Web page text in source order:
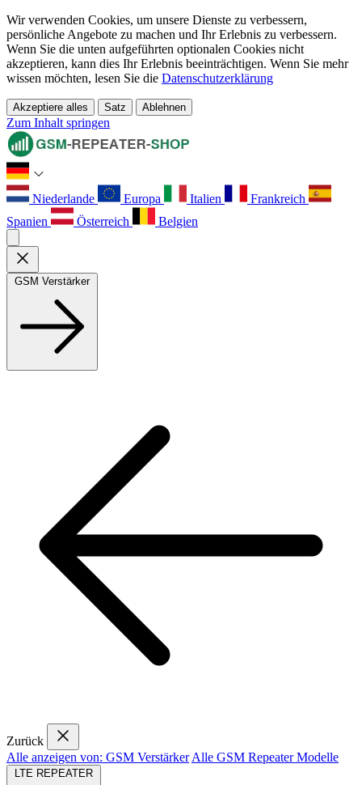
Wir verwenden Cookies, um unsere Dienste zu verbessern,
persönliche Angebote zu machen und Ihr Erlebnis zu verbessern.
Wenn Sie die unten aufgeführten optionalen Cookies nicht
akzeptieren, kann dies Ihr Erlebnis beeinträchtigen. Wenn Sie mehr
wissen möchten, lesen Sie die Datenschutzerklärung
Akzeptiere alles Satz Ablehnen
Zum Inhalt springen
Niederlande Europa Italien
Frankreich
Spanien
Österreich Belgien
GSM Verstärker
Zurück
Alle anzeigen von: GSM Verstärker Alle GSM Repeater Modelle
LTE REPEATER